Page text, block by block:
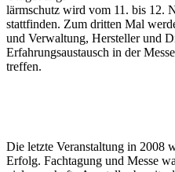
lärmschutz wird vom 11. bis 12.
stattfinden. Zum dritten Mal
und Verwaltung, Hersteller und
Erfahrungsaustausch in der
treffen.
Die letzte Veranstaltung in 2008
Erfolg. Fachtagung und Messe